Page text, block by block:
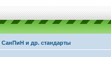
и др. стандарты